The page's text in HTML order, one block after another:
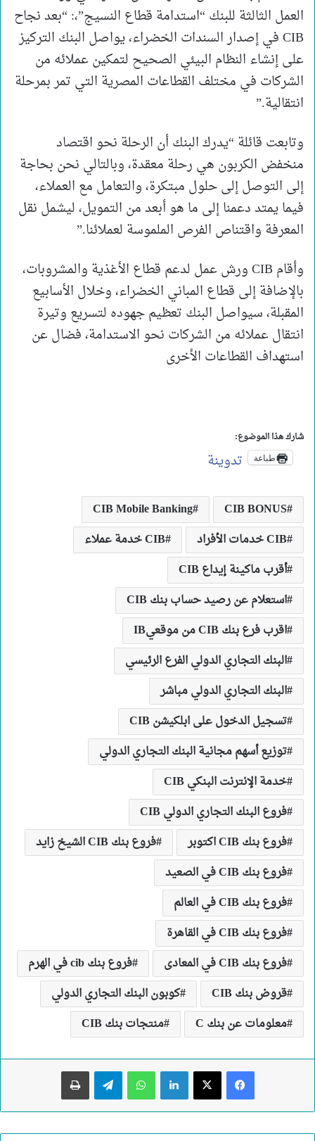
العمل الثالثة للبنك “استدامة قطاع النسيج”،: “بعد نجاح
CIB في إصدار السندات الخضراء، يواصل البنك التركيز
على إنشاء النظام البيئي الصحيح لتمكين عملائه من
الشركات في مختلف القطاعات المصرية التي تمر بمرحلة
انتقالية.”
وتابعت قائلة “يدرك البنك أن الرحلة نحو اقتصاد
منخفض الكربون هي رحلة معقدة، وبالتالي نحن بحاجة
إلى التوصل إلى حلول مبتكرة، والتعامل مع العملاء،
فيما يمتد دعمنا إلى ما هو أبعد من التمويل، ليشمل نقل
المعرفة واقتناص الفرص الملموسة لعملائنا.”
وأقام CIB ورش عمل لدعم قطاع الأغذية والمشروبات،
بالإضافة إلى قطاع المباني الخضراء، وخلال الأسابيع
المقبلة، سيواصل البنك تعظيم جهوده لتسريع وتيرة
انتقال عملائه من الشركات نحو الاستدامة، فضال عن
استهداف القطاعات الأخرى
شارك هذا الموضوع:
طباعة تدوينة
CIB BONUS
CIB Mobile Banking
CIB خدمات الأفراد
CIB خدمة عملاء
أقرب ماكينة إيداع CIB
استعلام عن رصيد حساب بنك CIB
اقرب فرع بنك CIB من موقعيIB
البنك التجاري الدولي الفرع الرئيسي
البنك التجاري الدولي مباشر
تسجيل الدخول على ابلكيشن CIB
توزيع أسهم مجانية البنك التجاري الدولي
خدمة الإنترنت البنكي CIB
فروع البنك التجاري الدولي CIB
فروع بنك CIB اكتوبر
فروع بنك CIB الشيخ زايد
فروع بنك CIB في الصعيد
فروع بنك CIB في العالم
فروع بنك CIB في القاهرة
فروع بنك CIB في المعادى
فروع بنك cib في الهرم
قروض بنك CIB
كوبون البنك التجاري الدولي
معلومات عن بنك C
منتجات بنك CIB
لينكدإن واتساب تيلقرام طباعة